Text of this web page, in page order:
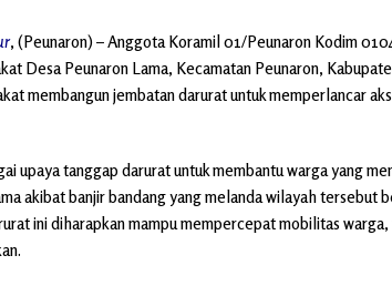
, (Peunaron) – Anggota Koramil 01/Peunaron Kodim
Desa Peunaron Lama, Kecamatan Peunaron,
membangun jembatan darurat untuk memperlancar
upaya tanggap darurat untuk membantu warga yang
akibat banjir bandang yang melanda wilayah tersebut
ini diharapkan mampu mempercepat mobilitas